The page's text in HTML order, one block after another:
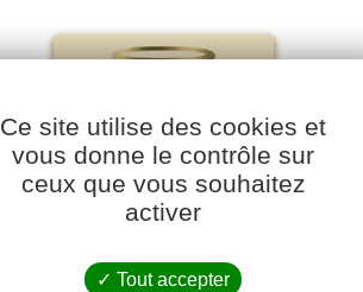
Ce site utilise des cookies et
vous donne le contrôle sur
ceux que vous souhaitez
activer
Tout accepter